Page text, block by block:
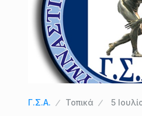
Γ.Σ.Α. Τοπικά 5